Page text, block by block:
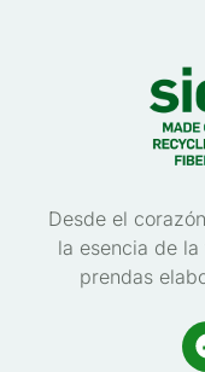
Desde el
la esencia de
prendas